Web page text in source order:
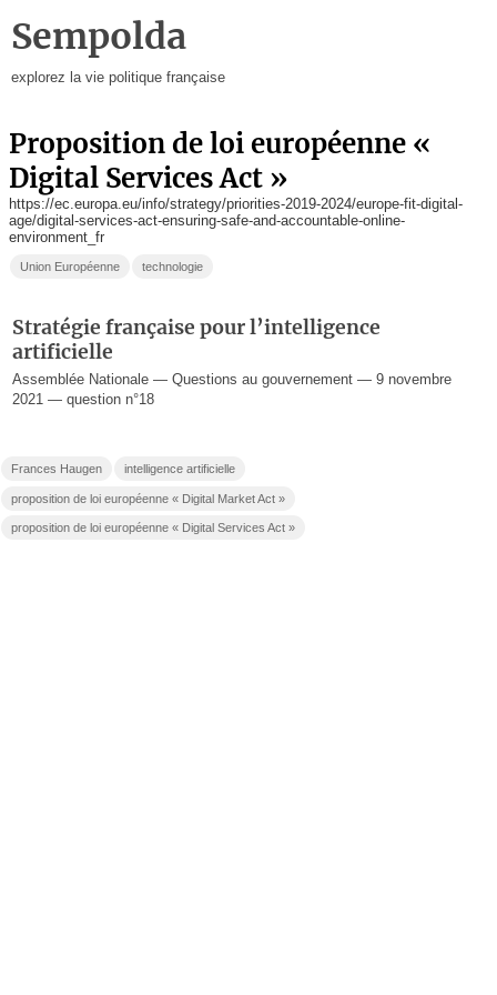
Sempolda
explorez la vie politique française
proposition de loi européenne «
Digital Services Act »
https://ec.europa.eu/info/strategy/priorities-2019-2024/europe-fit-digital-
age/digital-services-act-ensuring-safe-and-accountable-online-
environment_fr
Union Européenne technologie
Stratégie française pour l’intelligence
artificielle
Assemblée Nationale — Questions au gouvernement — 9 novembre
2021 — question n°18
Frances Haugen intelligence artificielle
proposition de loi européenne « Digital Market Act »
proposition de loi européenne « Digital Services Act »